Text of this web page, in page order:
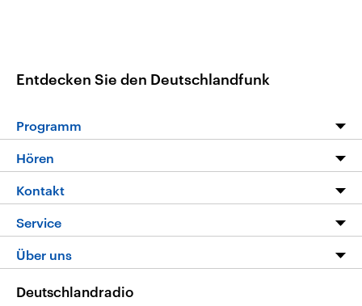
Entdecken Sie den Deutschlandfunk
Programm
Programm
Die Nachrichten
Nachrichtenleicht
Neue Beiträge auf dlf.de
Hören
Livestream
Podcasts
Deutschlandfunk App
Nachrichten App
Kontakt
Hörerservice
Service
FAQ
Veranstaltungen
Über uns
Deutschlandradio